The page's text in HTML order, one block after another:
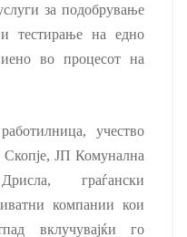
за подобрување
тестирање на едно
во процесот на
учество
Скопје, ЈП Комунална
граѓански
компании кои
вклучувајќи го